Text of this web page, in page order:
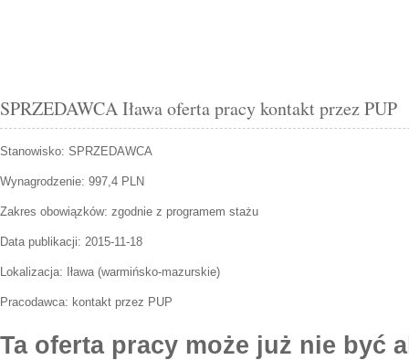
SPRZEDAWCA Iława oferta pracy kontakt przez PUP
Stanowisko: SPRZEDAWCA
Wynagrodzenie: 997,4 PLN
Zakres obowiązków: zgodnie z programem stażu
Data publikacji: 2015-11-18
Lokalizacja: Iława(warmińsko-mazurskie)
Pracodawca: kontakt przez PUP
Ta oferta pracy może już nie być